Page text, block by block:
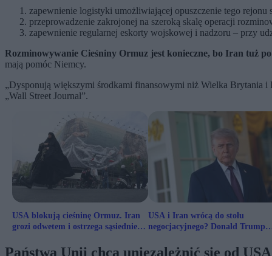
zapewnienie logistyki umożliwiającej opuszczenie tego rejonu
przeprowadzenie zakrojonej na szeroką skalę operacji
zapewnienie regularnej eskorty wojskowej i nadzoru – przy
Rozminowywanie Cieśniny Ormuz jest konieczne, bo Iran tuż
mają pomóc Niemcy.
„Dysponują większymi środkami finansowymi niż Wielka Brytania
„Wall Street Journal”.
USA blokują cieśninę Ormuz. Iran
grozi odwetem i ostrzega sąsiednie
USA i Iran wrócą do stołu
negocjacyjnego? Donald Trump
Państwa Unii chcą uniezależnić się od